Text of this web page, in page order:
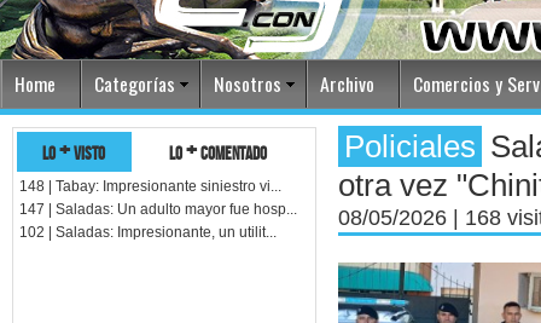
Home Categorías Nosotros Archivo Comercios y
lo + visto lo + comentado
148 | Tabay: Impresionante siniestro vi...
147 | Saladas: Un adulto mayor fue hosp...
102 | Saladas: Impresionante, un utilit...
Policiales
otra vez
08/05/2026 | 168